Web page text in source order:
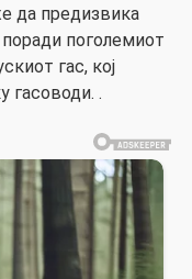
да предизвика
поголемиот
гас, кој
гасоводи. .